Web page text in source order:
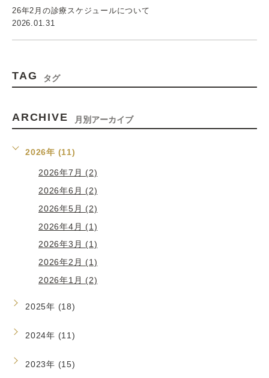
26年2月の診療スケジュールについて
2026.01.31
TAG タグ
ARCHIVE 月別アーカイブ
2026年 (11)
2026年7月 (2)
2026年6月 (2)
2026年5月 (2)
2026年4月 (1)
2026年3月 (1)
2026年2月 (1)
2026年1月 (2)
2025年 (18)
2024年 (11)
2023年 (15)